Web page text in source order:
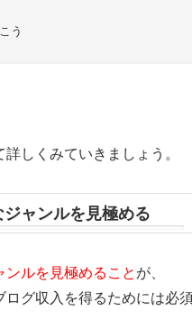
う
しくみていきましょう。
ジャンルを見極める
ンルを見極めること が、
グ収入を得るためには必須